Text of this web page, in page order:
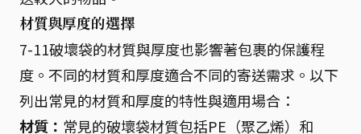
材質與厚度的選擇
7-11破壞袋的材質與厚度也影響著包裹的保護程
度。不同的材質和厚度適合不同的寄送需求。以下
列出常見的材質和厚度的特性與適用場合：
材質： 常見的破壞袋材質包括PE（聚乙烯）和